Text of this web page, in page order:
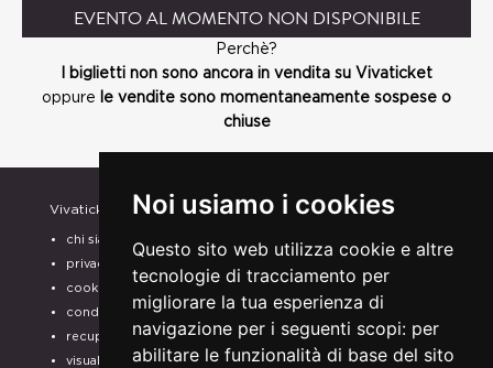
Noi usiamo i cookies
Questo sito web utilizza cookie e altre
tecnologie di tracciamento per
migliorare la tua esperienza di
navigazione per i seguenti scopi: per
abilitare le funzionalità di base del sito
EVENTO AL MOMENTO NON DISPONIBILE
Perchè?
I biglietti non sono ancora in vendita su Vivaticket
oppure
le vendite sono momentaneamente sospese o
chiuse
Vivaticket
chi siamo
privacy
cookie
condizioni generali
recupero prenotazioni
visualizza ricevuta
Aiuto e Assistenza
modalità di pagamento
assistenza
odr
fatturazione elettronica